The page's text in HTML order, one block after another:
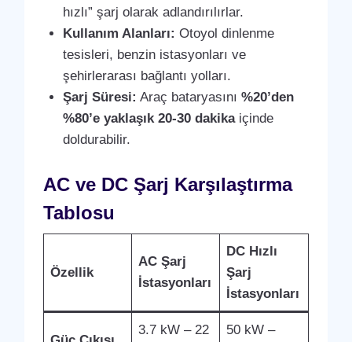
hızlı” şarj olarak adlandırılırlar.
Kullanım Alanları: Otoyol dinlenme
tesisleri, benzin istasyonları ve
şehirlerarası bağlantı yolları.
Şarj Süresi: Araç bataryasını%20’den
%80’e yaklaşık 20-30 dakikaiçinde
doldurabilir.
AC ve DC Şarj Karşılaştırma
Tablosu
Özellik
AC Şarj
İstasyonları
DC Hızlı
Şarj
İstasyonları
3.7 kW – 22 50 kW –